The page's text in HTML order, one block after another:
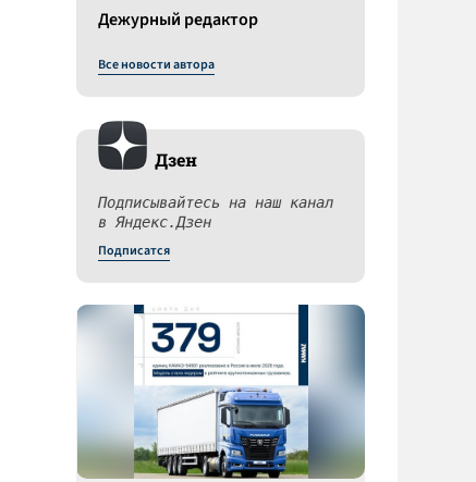
Дежурный редактор
Все новости автора
Дзен
Подписывайтесь на наш канал
в Яндекс.Дзен
Подписатся